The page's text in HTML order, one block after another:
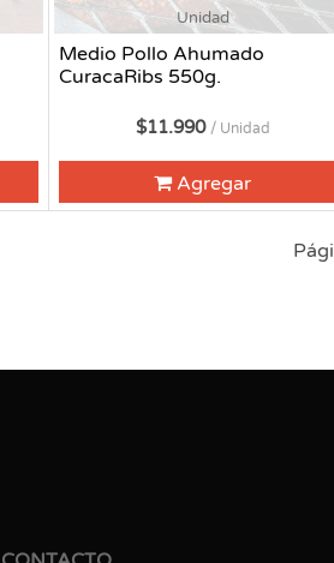
Unidad
Medio Pollo Ahumado
CuracaRibs 550g.
$11.990 / Unidad
Agregar